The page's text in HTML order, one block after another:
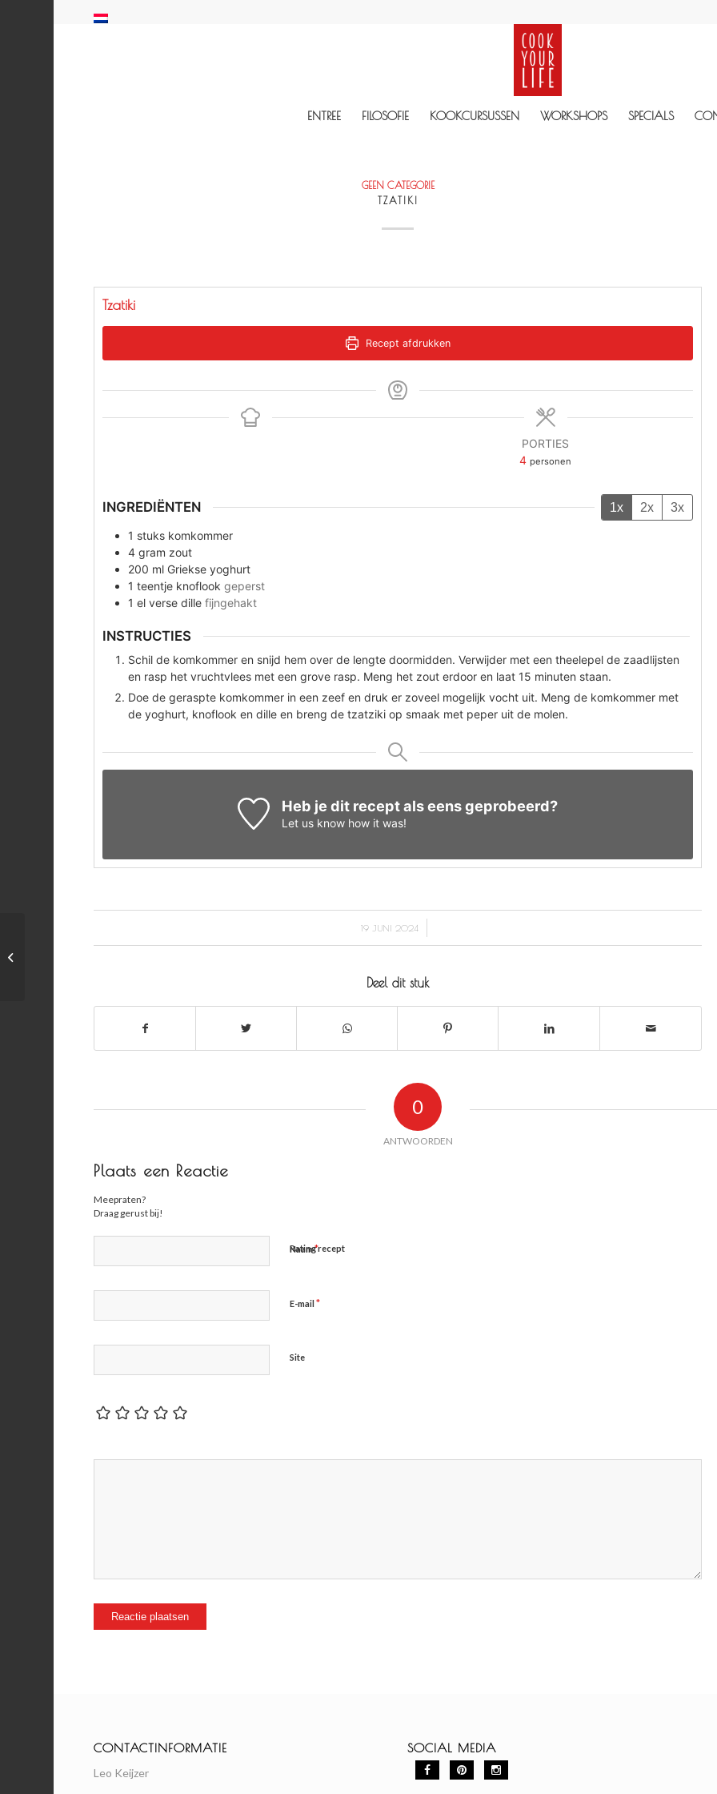
ENTREE FILOSOFIE KOOKCURSUSSEN WORKSHOPS SPECIALS
GEEN CATEGORIE
TZATIKI
Tzatiki
Recept afdrukken
PORTIES
4 personen
INGREDIËNTEN 1x 2x 3x
1 stuks komkommer
4 gram zout
200 ml Griekse yoghurt
1 teentje knoflook geperst
1 el verse dille fijngehakt
INSTRUCTIES
Schil de komkommer en snijd hem over de lengte doormidden. Verwijder met een theelepel de zaadlijsten
en rasp het vruchtvlees met een grove rasp. Meng het zout erdoor en laat 15 minuten staan.
Doe de geraspte komkommer in een zeef en druk er zoveel mogelijk vocht uit. Meng de komkommer met
de yoghurt, knoflook en dille en breng de tzatziki op smaak met peper uit de molen.
Heb je dit recept als eens geprobeerd?
Let us know how it was!
19 JUNI 2024
/
Deel dit stuk
0
ANTWOORDEN
Plaats een Reactie
Meepraten?
Draag gerust bij!
Naam*
E-mail*
Site
Rating recept
CONTACTINFORMATIE
Leo Keijzer
SOCIAL MEDIA